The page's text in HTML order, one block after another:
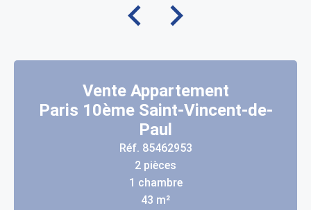
Vente Appartement
Paris 10ème Saint-Vincent-de-
Paul
Réf. 85462953
2 pièces
1 chambre
43 m²